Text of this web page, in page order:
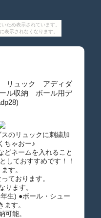
ため表示されています。
表示されなくなります。
リュック アディダ
収納 ボール用デ
のリュックに刺繍加
ちゃおー♪
どネームを入れること
しておすすめです！！
す。
ております。
ます。
生) ●ボール・シュー
す。
可能。